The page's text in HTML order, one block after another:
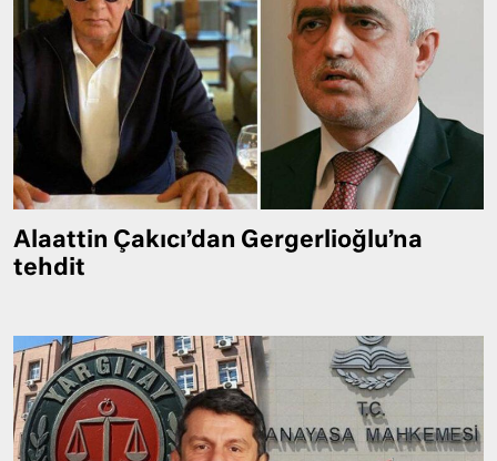
Alaattin Çakıcı’dan Gergerlioğlu’na
tehdit